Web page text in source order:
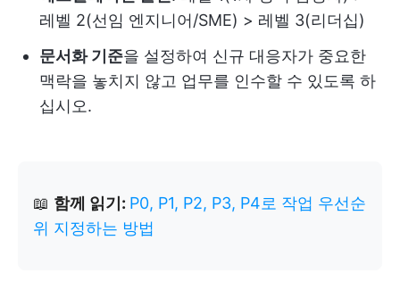
레벨 2(선임 엔지니어/SME) > 레벨 3(리더십)
문서화 기준을 설정하여 신규 대응자가 중요한
맥락을 놓치지 않고 업무를 인수할 수 있도록 하
십시오.
📖 함께 읽기: P0, P1, P2, P3, P4로 작업 우선순
위 지정하는 방법